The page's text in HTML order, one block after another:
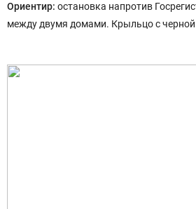
Ориентир: остановка напротив
между двумя домами. Крыльцо с